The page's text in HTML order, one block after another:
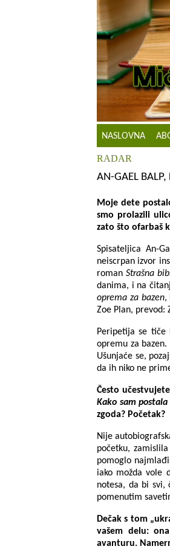
NASLOVNA
RADAR
AN-GAEL BALP,
Moje dete
smo prolazili
zato što ofarbaš
Spisateljica An-
neiscrpаn izvor
romаn Strаšnа
danima, i na
oprema za bazen,
Zoe Plan, prevod:
Peripetija se tiče
opremu zа
Ušunjаće se,
dа ih niko ne
Često
Kako sam postala
zgoda? Početak?
Nije
početku,
pomoglo
iako možda vole
notesa, da bi
pomenutim
Dečak s tom
vašem delu:
avanturu.